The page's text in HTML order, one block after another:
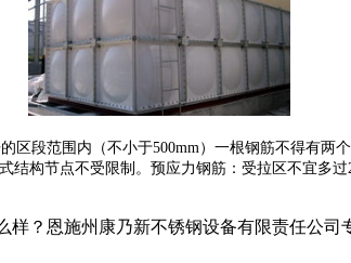
区段范围内（不小于500mm）一根钢筋不得有
构节点不受限制。预应力钢筋：受拉区不宜多
？恩施州康乃新不锈钢设备有限责任公